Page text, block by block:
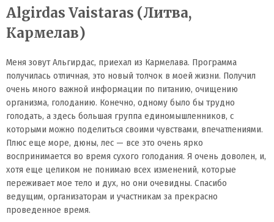
Algirdas Vaistaras (Литва,
Кармелав)
Меня зовут Альгирдас, приехал из Кармелава. Программа
получилась отличная, это новый толчок в моей жизни. Получил
очень много важной информации по питанию, очищению
организма, голоданию. Конечно, одному было бы трудно
голодать, а здесь большая группа единомышленников, с
которыми можно поделиться своими чувствами, впечатлениями.
Плюс еще море, дюны, лес — все это очень ярко
воспринимается во время сухого голодания. Я очень доволен, и,
хотя еще целиком не понимаю всех изменений, которые
переживает мое тело и дух, но они очевидны. Спасибо
ведущим, организаторам и участникам за прекрасно
проведенное время.